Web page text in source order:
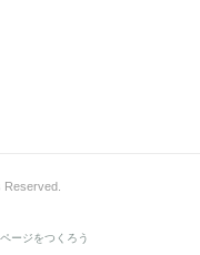
Reserved.
ージをつくろう